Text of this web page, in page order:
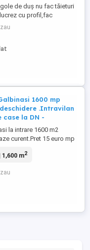
de duș nu fac tăieturi
cu profil,fac
și electrică.
1600 mp
.Intravilan
case la DN -
la intrare 1600 m2
curent.Pret 15 euro mp
1,600 m2